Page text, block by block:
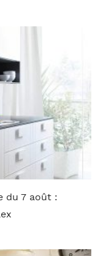
du 7 août :